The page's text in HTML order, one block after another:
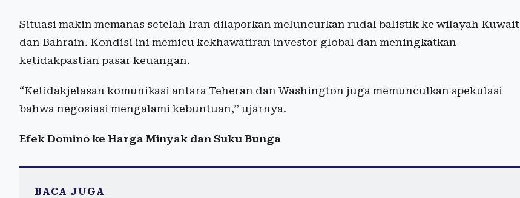
Situasi makin memanas setelah Iran dilaporkan meluncurkan rudal balistik ke wilayah Kuwait
dan Bahrain. Kondisi ini memicu kekhawatiran investor global dan meningkatkan
ketidakpastian pasar keuangan.
“Ketidakjelasan komunikasi antara Teheran dan Washington juga memunculkan spekulasi
bahwa negosiasi mengalami kebuntuan,” ujarnya.
Efek Domino ke Harga Minyak dan Suku Bunga
BACA JUGA